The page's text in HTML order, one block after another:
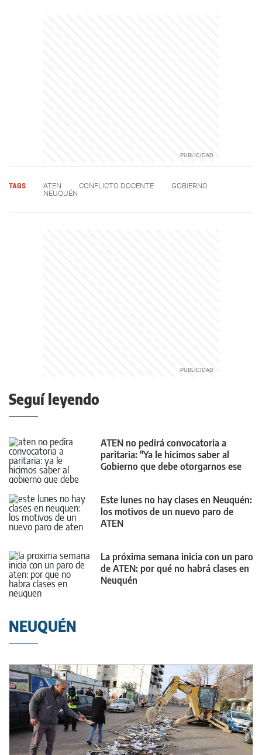
TAGS ATEN CONFLICTO DOCENTE
GOBIERNO
NEUQUÉN
Seguí leyendo
ATEN no pedirá convocatoria a
paritaria: "Ya le hicimos saber al
Gobierno que debe otorgarnos ese
Este lunes no hay clases en Neuquén:
los motivos de un nuevo paro de
ATEN
La próxima semana inicia con un paro
de ATEN: por qué no habrá clases en
Neuquén
NEUQUÉN